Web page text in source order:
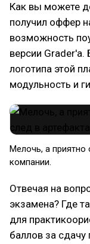
Как вы можете
получил оффер
возможность
версии Grader'а.
логотипа этой
модульность и
Мелочь, а приятно
компании.
Отвечая на
экзамена? Где
для
баллов за